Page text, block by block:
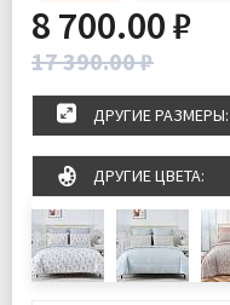
8 700.00 ₽
17 390.00 ₽
ДРУГИЕ РАЗМЕРЫ:
ДРУГИЕ ЦВЕТА: